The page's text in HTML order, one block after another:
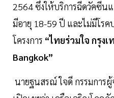
2564 ซึ่งให้บริการฉีดวัคซี
มีอายุ 18-59 ปี และไม่มีโร
โครงการ “ไทยร่วมใจ กรุง
Bangkok”
นายฐนสรณ์ ใจดี กรรมการ